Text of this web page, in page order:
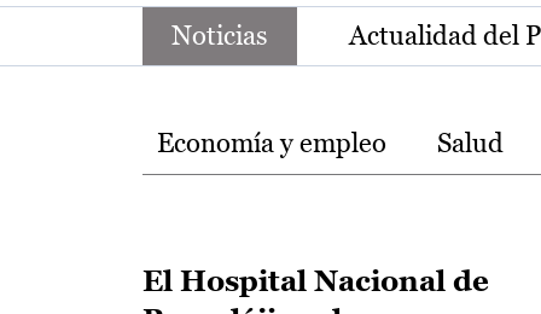
Noticias Actualidad del
Temas
Economía y empleo Salud
El Hospital Nacional de